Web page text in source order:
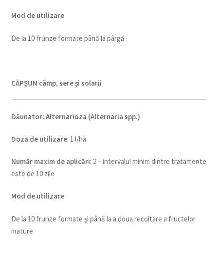
Mod de utilizare
De la 10 frunze formate până la pârgă
CĂPȘUN câmp, sere și solarii
Dăunator: Alternarioza (Alternaria spp.)
Doza de utilizare: 1 l/ha
Număr maxim de aplicări: 2 – intervalul minim dintre tratamente
este de 10 zile
Mod de utilizare
De la 10 frunze formate și până la a doua recoltare a fructelor
mature